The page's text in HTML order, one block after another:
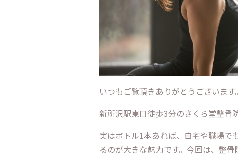
いつもご覧頂きありがとうございます。
新所沢駅東口徒歩3分のさくら堂整骨院
実はボトル1本あれば、自宅や職場で
るのが大きな魅力です。今回は、整